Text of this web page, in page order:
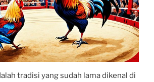
tradisi yang sudah lama dikenal di